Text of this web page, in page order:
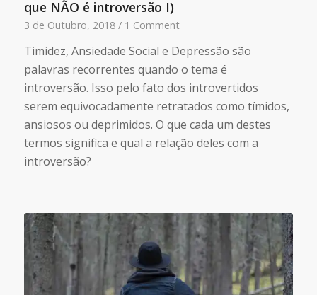
que NÃO é introversão I)
3 de Outubro, 2018 / 1 Comment
Timidez, Ansiedade Social e Depressão são
palavras recorrentes quando o tema é
introversão. Isso pelo fato dos introvertidos
serem equivocadamente retratados como tímidos,
ansiosos ou deprimidos. O que cada um destes
termos significa e qual a relação deles com a
introversão?